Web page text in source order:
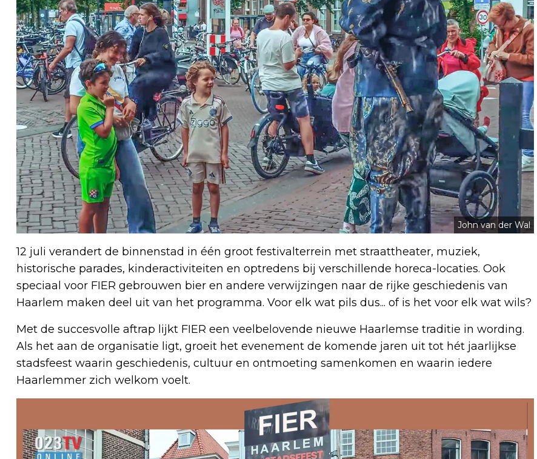
John van der Wal
12 juli verandert de binnenstad in één groot festivalterrein met straattheater, muziek,
historische parades, kinderactiviteiten en optredens bij verschillende horeca-locaties. Ook
speciaal voor FIER gebrouwen bier en andere verwijzingen naar de rijke geschiedenis van
Haarlem maken deel uit van het programma. Voor elk wat pils dus... of is het voor elk wat wils?
Met de succesvolle aftrap lijkt FIER een veelbelovende nieuwe Haarlemse traditie in wording.
Als het aan de organisatie ligt, groeit het evenement de komende jaren uit tot hét jaarlijkse
stadsfeest waarin geschiedenis, cultuur en ontmoeting samenkomen en waarin iedere
Haarlemmer zich welkom voelt.